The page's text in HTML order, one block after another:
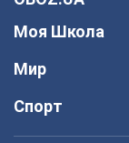
Моя Школа
Мир
Спорт